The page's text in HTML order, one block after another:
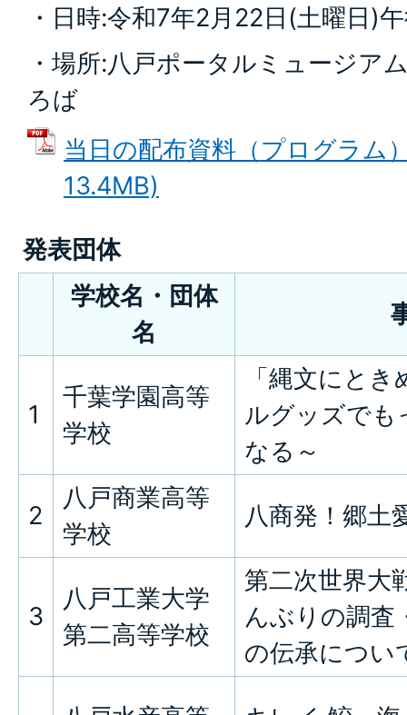
・日時:令和7年2月22日(土曜日)
・場所:八戸ポータルミュージア
ろば
当日の配布資料（プログラム
13.4MB)
発表団体
学校名・団体
名
1
千葉学園高等
学校
「縄文にと
ルグッズでも
なる～
2
八戸商業高等
学校
八商発！郷土
3
八戸工業大学
第二高等学校
第二次世界大
んぶりの調査
の伝承につい